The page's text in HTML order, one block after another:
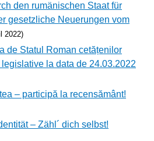
den rumänischen Staat für
gesetzliche Neuerungen vom
2022)
de Statul Roman cetățenilor
la data de 24.03.2022
– participă la recensământ!
– Zähl´ dich selbst!